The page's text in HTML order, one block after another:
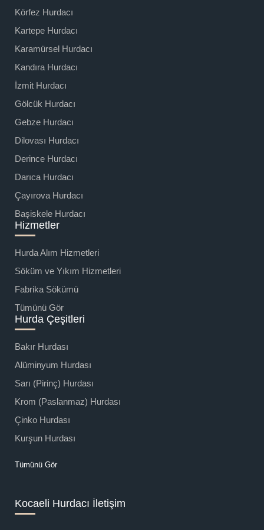
Körfez Hurdacı
Kartepe Hurdacı
Karamürsel Hurdacı
Kandıra Hurdacı
İzmit Hurdacı
Gölcük Hurdacı
Gebze Hurdacı
Dilovası Hurdacı
Derince Hurdacı
Darıca Hurdacı
Çayırova Hurdacı
Başiskele Hurdacı
Hizmetler
Hurda Alım Hizmetleri
Söküm ve Yıkım Hizmetleri
Fabrika Sökümü
Tümünü Gör
Hurda Çeşitleri
Bakır Hurdası
Alüminyum Hurdası
Sarı (Pirinç) Hurdası
Krom (Paslanmaz) Hurdası
Çinko Hurdası
Kurşun Hurdası
Tümünü Gör
Kocaeli Hurdacı İletişim